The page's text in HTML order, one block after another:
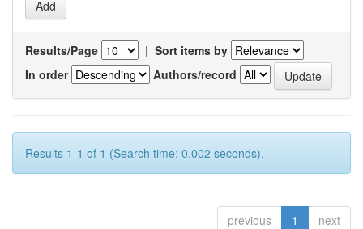
Results/Page | Sort items by
In order
Authors/record
Results 1-1 of 1 (Search time: 0.002 seconds).
previous 1 next